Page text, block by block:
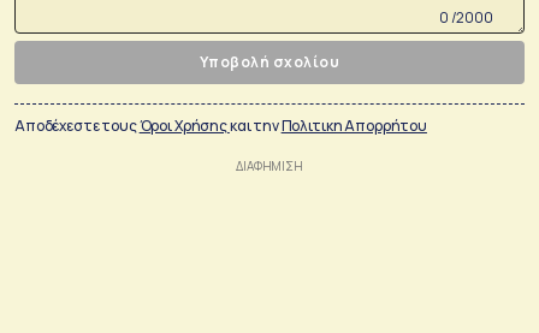
0 /2000
Υποβολή σχολίου
Αποδέχεστε τουςΌροι Χρήσηςκαι τηνΠολιτικη Απορρήτου